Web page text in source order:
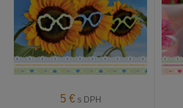
5 € s DPH